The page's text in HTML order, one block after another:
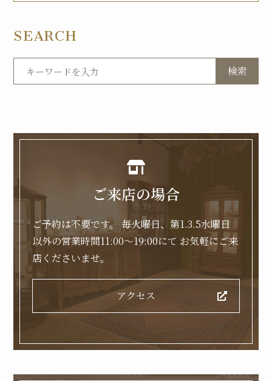
SEARCH
検索
ご来店の場合
ご予約は不要です。毎火曜日、第1.3.5水曜日
以外の営業時間11:00～19:00にて お気軽にご来
店くださいませ。
アクセス